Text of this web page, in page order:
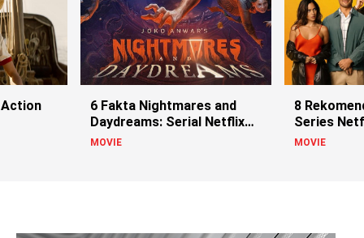
Action
6 Fakta Nightmares and
Daydreams: Serial Netflix
Joko Anwar
MOVIE
8
Series
2024
MOVIE